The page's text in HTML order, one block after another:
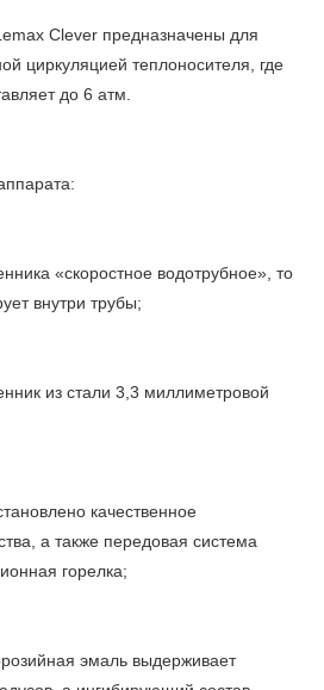
Clever предназначены для
циркуляцией теплоносителя, где
до 6 атм.
«скоростное водотрубное», то
внутри трубы;
из стали 3,3 миллиметровой
качественное
а также передовая система
горелка;
эмаль выдерживает